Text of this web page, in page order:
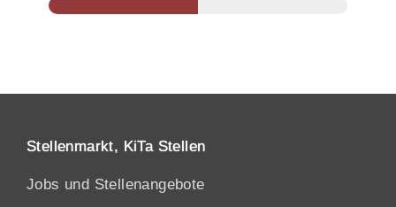
Stellenmarkt, KiTa Stellen
Jobs und Stellenangebote